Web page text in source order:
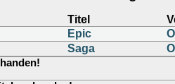
Titel
Epic
Saga